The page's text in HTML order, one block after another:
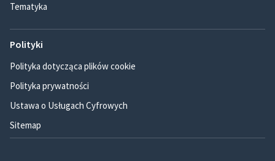
Tematyka
Polityki
Polityka dotycząca plików cookie
Polityka prywatności
Ustawa o Usługach Cyfrowych
Sitemap